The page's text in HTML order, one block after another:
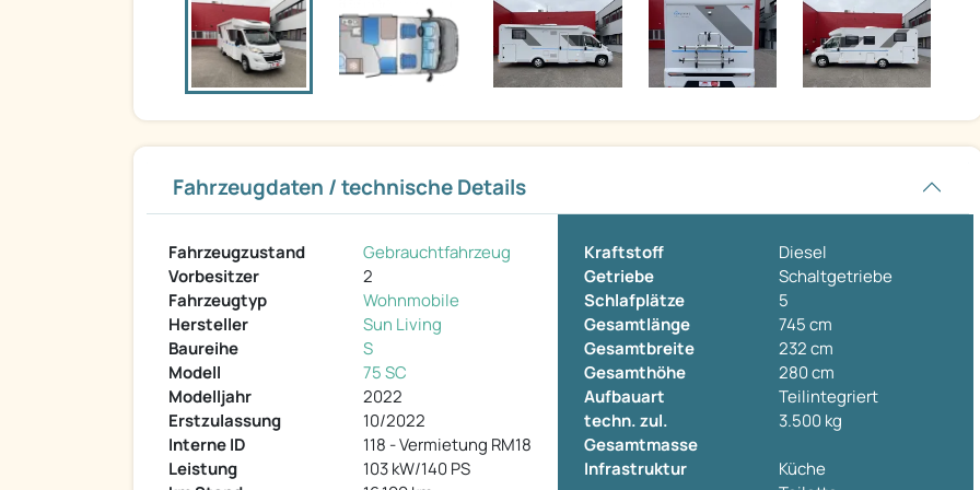
Fahrzeugdaten / technische Details
Fahrzeugzustand
Gebrauchtfahrzeug
Vorbesitzer
2
Fahrzeugtyp
Wohnmobile
Hersteller
Sun Living
Baureihe
S
Modell
75 SC
Modelljahr
2022
Erstzulassung
10/2022
Interne ID
118 - Vermietung RM18
Leistung
103 kW/140 PS
Kraftstoff
Diesel
Getriebe
Schaltgetriebe
Schlafplätze
5
Gesamtlänge
745 cm
Gesamtbreite
232 cm
Gesamthöhe
280 cm
Aufbauart
Teilintegriert
techn. zul.
Gesamtmasse
3.500 kg
Infrastruktur
Küche